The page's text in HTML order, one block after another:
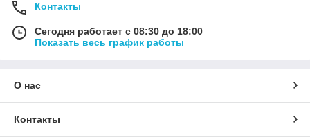
Контакты
Сегодня работает с 08:30 до 18:00
Показать весь график работы
О нас
Контакты